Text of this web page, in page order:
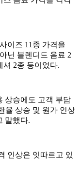
이즈 11종 가격을
닌 블렌디드 음료 2
셔 2종 등이었다.
상승에도 고객 부담
율 상승 및 원가 인상
말했다.
인상은 잇따르고 있